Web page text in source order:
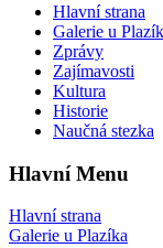
Hlavní strana
Galerie u
Zprávy
Zajímavosti
Kultura
Historie
Naučná stezka
Hlavní Menu
Hlavní strana
Galerie u Plazíka